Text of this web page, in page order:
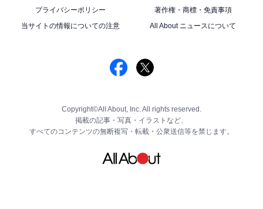
プライバシーポリシー
著作権・商標・免責事項
当サイトの情報についての注意
All About ニュースについて
Copyright©All About, Inc. All rights reserved.
掲載の記事・写真・イラストなど、
すべてのコンテンツの無断複写・転載・公衆送信等を禁じます。